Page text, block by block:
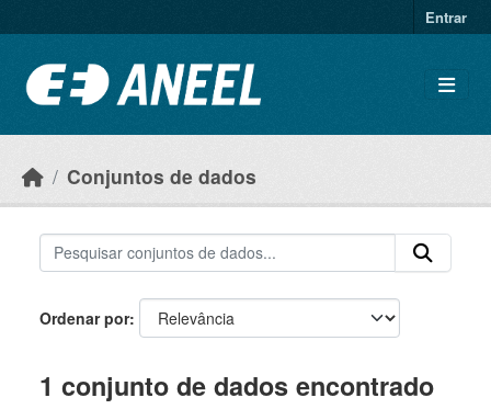
Entrar
Conjuntos de dados
Ordenar por
1 conjunto de dados encontrado